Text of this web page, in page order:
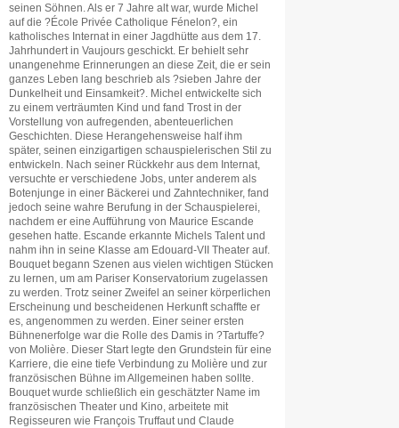
seinen Söhnen. Als er 7 Jahre alt war, wurde Michel
auf die ?École Privée Catholique Fénelon?, ein
katholisches Internat in einer Jagdhütte aus dem 17.
Jahrhundert in Vaujours geschickt. Er behielt sehr
unangenehme Erinnerungen an diese Zeit, die er sein
ganzes Leben lang beschrieb als ?sieben Jahre der
Dunkelheit und Einsamkeit?. Michel entwickelte sich
zu einem verträumten Kind und fand Trost in der
Vorstellung von aufregenden, abenteuerlichen
Geschichten. Diese Herangehensweise half ihm
später, seinen einzigartigen schauspielerischen Stil zu
entwickeln. Nach seiner Rückkehr aus dem Internat,
versuchte er verschiedene Jobs, unter anderem als
Botenjunge in einer Bäckerei und Zahntechniker, fand
jedoch seine wahre Berufung in der Schauspielerei,
nachdem er eine Aufführung von Maurice Escande
gesehen hatte. Escande erkannte Michels Talent und
nahm ihn in seine Klasse am Edouard-VII Theater auf.
Bouquet begann Szenen aus vielen wichtigen Stücken
zu lernen, um am Pariser Konservatorium zugelassen
zu werden. Trotz seiner Zweifel an seiner körperlichen
Erscheinung und bescheidenen Herkunft schaffte er
es, angenommen zu werden. Einer seiner ersten
Bühnenerfolge war die Rolle des Damis in ?Tartuffe?
von Molière. Dieser Start legte den Grundstein für eine
Karriere, die eine tiefe Verbindung zu Molière und zur
französischen Bühne im Allgemeinen haben sollte.
Bouquet wurde schließlich ein geschätzter Name im
französischen Theater und Kino, arbeitete mit
Regisseuren wie François Truffaut und Claude